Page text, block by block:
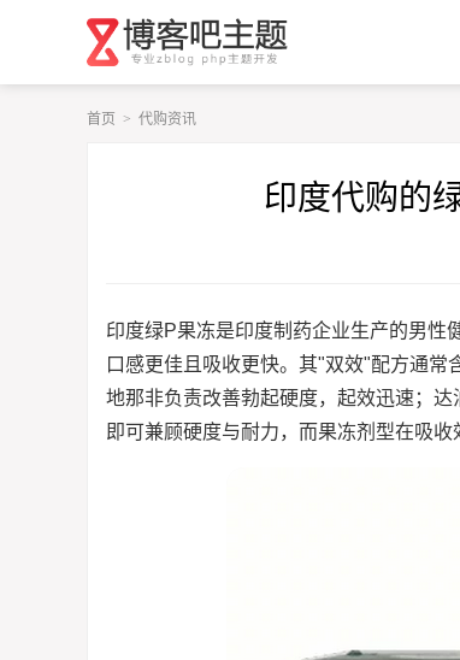
首页 > 代购资讯
印度代购的
印度绿P果冻是印度制药企业生产的男性
口感更佳且吸收更快。其"双效"配方通
地那非负责改善勃起硬度，起效迅速；
即可兼顾硬度与耐力，而果冻剂型在吸收